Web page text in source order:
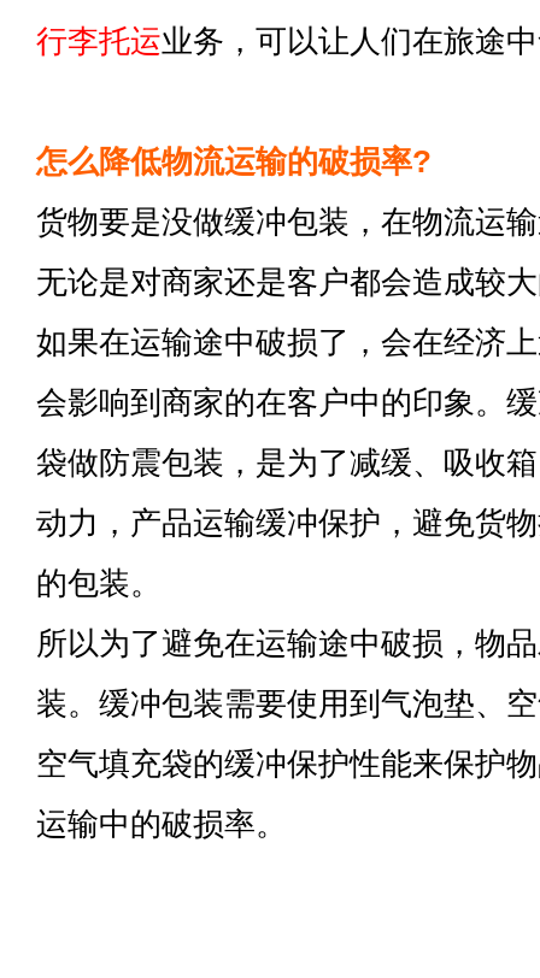
行李托运业务，可以让人们在旅途
怎么降低物流运输的破损率?
货物要是没做缓冲包装，在物流运
无论是对商家还是客户都会造成较
如果在运输途中破损了，会在经济
会影响到商家的在客户中的印象。
袋做防震包装，是为了减缓、吸收
动力，产品运输缓冲保护，避免货
的包装。
所以为了避免在运输途中破损，物
装。缓冲包装需要使用到气泡垫、
空气填充袋的缓冲保护性能来保护
运输中的破损率。